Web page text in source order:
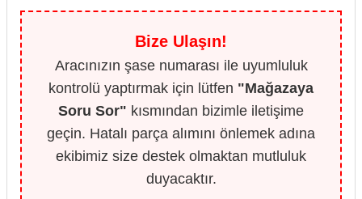
Bize Ulaşın!
Aracınızın şase numarası ile uyumluluk
kontrolü yaptırmak için lütfen "Mağazaya
Soru Sor" kısmından bizimle iletişime
geçin. Hatalı parça alımını önlemek adına
ekibimiz size destek olmaktan mutluluk
duyacaktır.